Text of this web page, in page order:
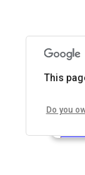
San
This
Do you